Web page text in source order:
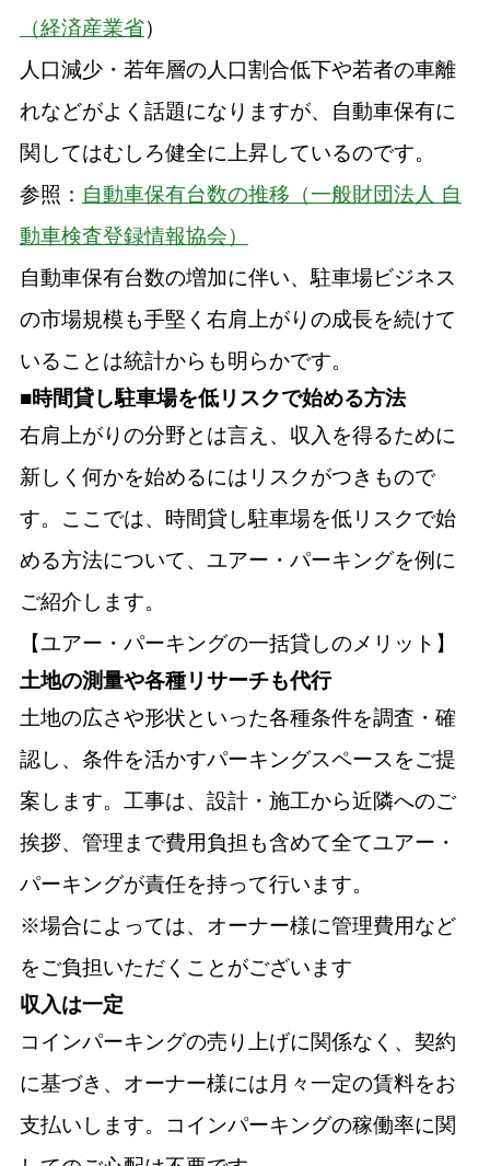
（経済産業省）
人口減少・若年層の人口割合低下や若者の車離
れなどがよく話題になりますが、自動車保有に
関してはむしろ健全に上昇しているのです。
参照： 自動車保有台数の推移（一般財団法人 自
動車検査登録情報協会）
自動車保有台数の増加に伴い、駐車場ビジネス
の市場規模も手堅く右肩上がりの成長を続けて
いることは統計からも明らかです。
■時間貸し駐車場を低リスクで始める方法
右肩上がりの分野とは言え、収入を得るために
新しく何かを始めるにはリスクがつきもので
す。ここでは、時間貸し駐車場を低リスクで始
める方法について、ユアー・パーキングを例に
ご紹介します。
【ユアー・パーキングの一括貸しのメリット】
土地の測量や各種リサーチも代行
土地の広さや形状といった各種条件を調査・確
認し、条件を活かすパーキングスペースをご提
案します。工事は、設計・施工から近隣へのご
挨拶、管理まで費用負担も含めて全てユアー・
パーキングが責任を持って行います。
※場合によっては、オーナー様に管理費用など
をご負担いただくことがございます
収入は一定
コインパーキングの売り上げに関係なく、契約
に基づき、オーナー様には月々一定の賃料をお
支払いします。コインパーキングの稼働率に関